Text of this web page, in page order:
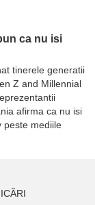
ca nu isi
tinerele generatii
Z and Millennial
afirma ca nu isi
peste mediile